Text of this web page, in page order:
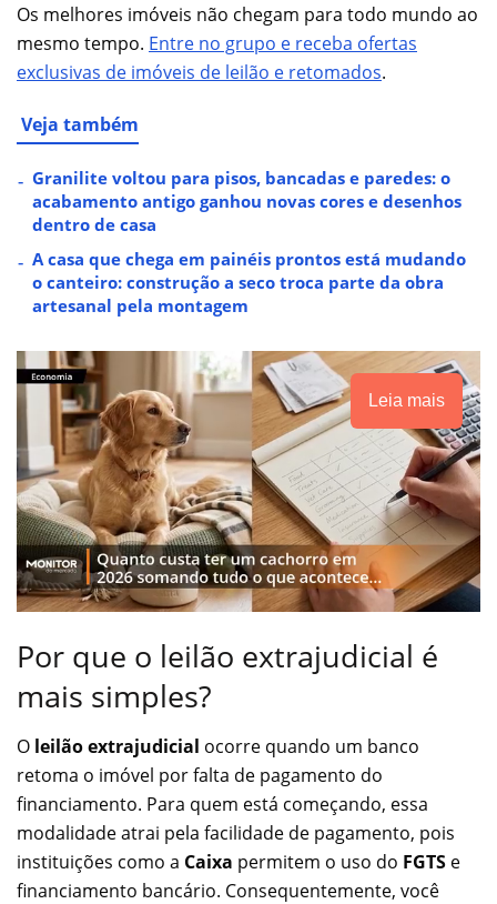
Os melhores imóveis não chegam para todo mundo ao
mesmo tempo. Entre no grupo e receba ofertas
exclusivas de imóveis de leilão e retomados.
Veja também
Granilite voltou para pisos, bancadas e paredes: o
acabamento antigo ganhou novas cores e desenhos
dentro de casa
A casa que chega em painéis prontos está mudando
o canteiro: construção a seco troca parte da obra
artesanal pela montagem
Leia mais
Por que o leilão extrajudicial é
mais simples?
O leilão extrajudicial ocorre quando um banco
retoma o imóvel por falta de pagamento do
financiamento. Para quem está começando, essa
modalidade atrai pela facilidade de pagamento, pois
instituições como a Caixa permitem o uso do FGTS e
financiamento bancário. Consequentemente, você